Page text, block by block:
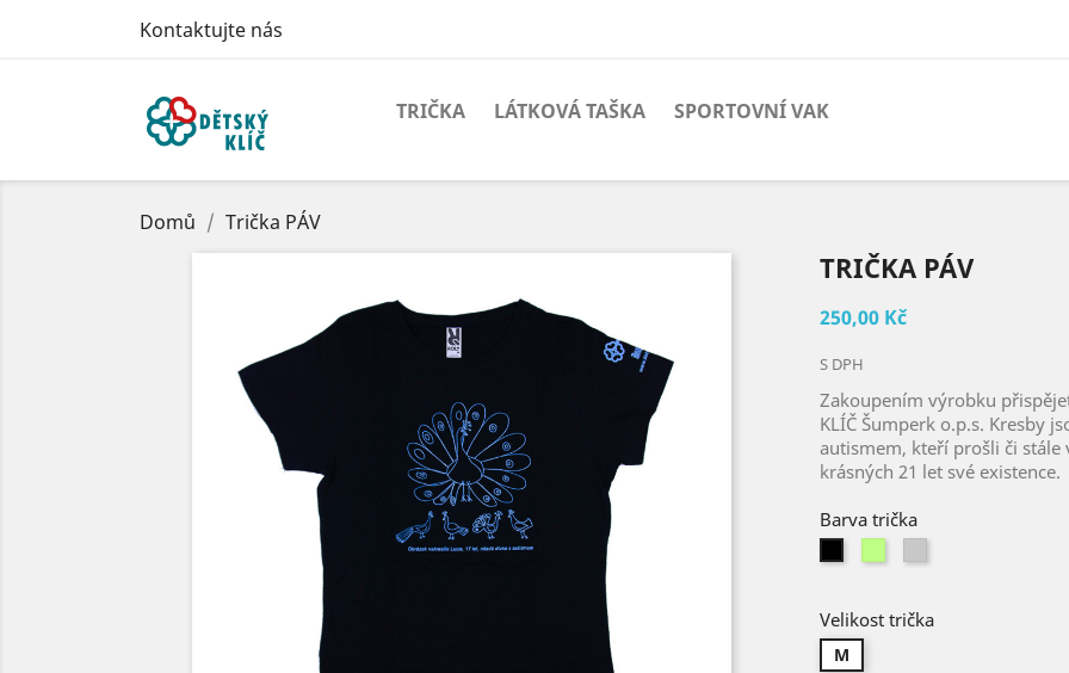
Kontaktujte nás
TRIČKA LÁTKOVÁ TAŠKA SPORTOVNÍ VAK
Domů Trička PÁV
TRIČKA PÁV
250,00 Kč
S DPH
Zakoupením výrobku
KLÍČ Šumperk o.p.s. Kresby
autismem, kteří prošli či stále
krásných 21 let své
Barva trička
Velikost trička
M